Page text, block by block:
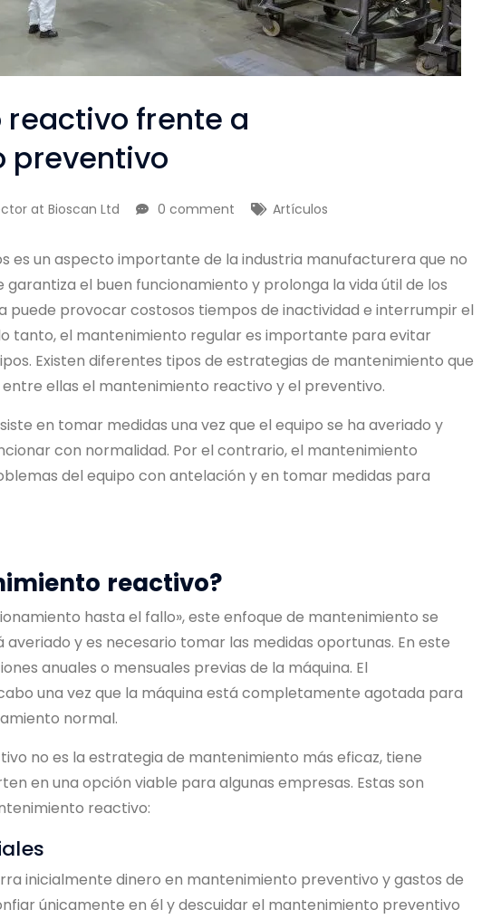
frente a
preventivo
at Bioscan Ltd 0 comment Artículos
es un aspecto importante de la industria manufacturera que no
garantiza el buen funcionamiento y prolonga la vida útil de los
puede provocar costosos tiempos de inactividad e interrumpir el
tanto, el mantenimiento regular es importante para evitar
Existen diferentes tipos de estrategias de mantenimiento que
ellas el mantenimiento reactivo y el preventivo.
en tomar medidas una vez que el equipo se ha averiado y
con normalidad. Por el contrario, el mantenimiento
del equipo con antelación y en tomar medidas para
reactivo?
hasta el fallo», este enfoque de mantenimiento se
y es necesario tomar las medidas oportunas. En este
anuales o mensuales previas de la máquina. El
una vez que la máquina está completamente agotada para
normal.
no es la estrategia de mantenimiento más eficaz, tiene
en una opción viable para algunas empresas. Estas son
reactivo:
inicialmente dinero en mantenimiento preventivo y gastos de
únicamente en él y descuidar el mantenimiento preventivo